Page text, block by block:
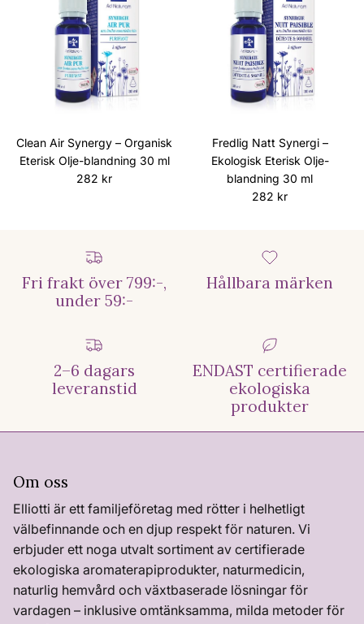
Clean Air Synergy – Organisk
Eterisk Olje-blandning 30 ml
Ordinarie pris
282 kr
Fredlig Natt Synergi –
Ekologisk Eterisk Olje-
blandning 30 ml
Ordinarie pris
282 kr
Fri frakt över 799:-,
under 59:-
Hållbara märken
2–6 dagars
leveranstid
ENDAST certifierade
ekologiska
produkter
Om oss
Elliotti är ett familjeföretag med rötter i helhetligt
välbefinnande och en djup respekt för naturen. Vi
erbjuder ett noga utvalt sortiment av certifierade
ekologiska aromaterapiprodukter, naturmedicin,
naturlig hemvård och växtbaserade lösningar för
vardagen – inklusive omtänksamma, milda metoder för